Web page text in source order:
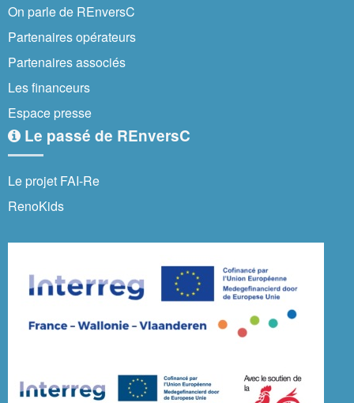
On parle de REnversC
Partenaires opérateurs
Partenaires associés
Les financeurs
Espace presse
Le passé de REnversC
Le projet FAI-Re
RenoKids